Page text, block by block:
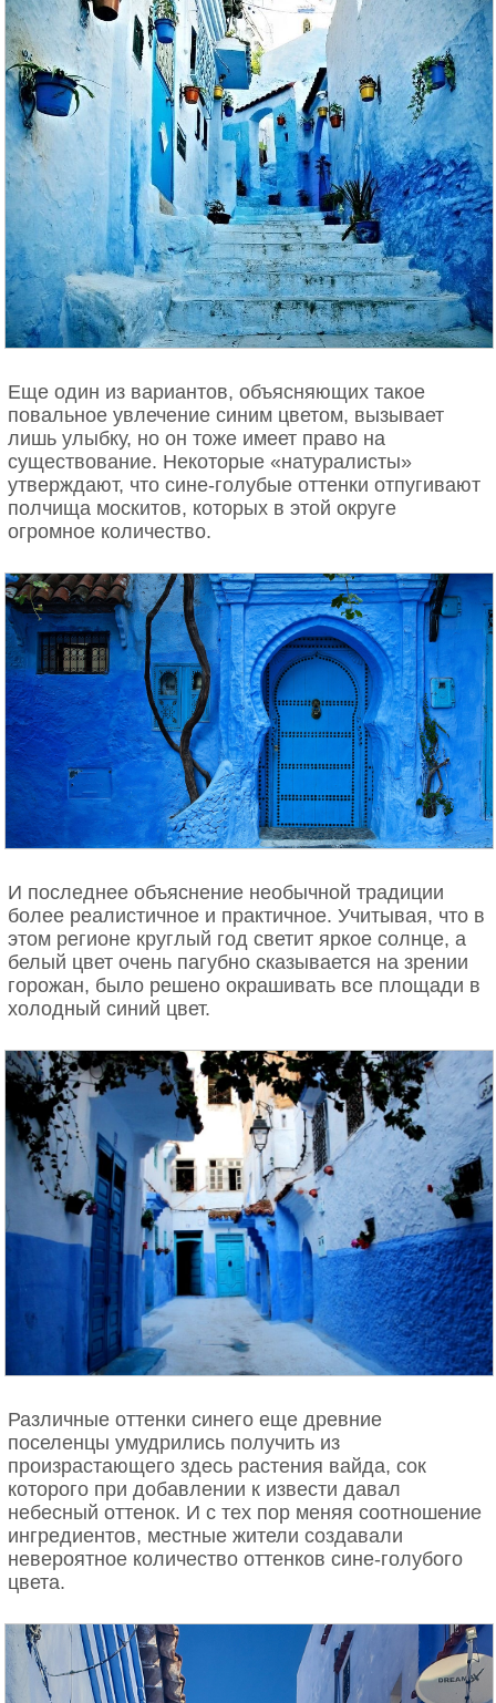
Еще один из вариантов, объясняющих такое
повальное увлечение синим цветом, вызывает
лишь улыбку, но он тоже имеет право на
существование. Некоторые «натуралисты»
утверждают, что сине-голубые оттенки отпугивают
полчища москитов, которых в этой округе
огромное количество.
И последнее объяснение необычной традиции
более реалистичное и практичное. Учитывая, что в
этом регионе круглый год светит яркое солнце, а
белый цвет очень пагубно сказывается на зрении
горожан, было решено окрашивать все площади в
холодный синий цвет.
Различные оттенки синего еще древние
поселенцы умудрились получить из
произрастающего здесь растения вайда, сок
которого при добавлении к извести давал
небесный оттенок. И с тех пор меняя соотношение
ингредиентов, местные жители создавали
невероятное количество оттенков сине-голубого
цвета.